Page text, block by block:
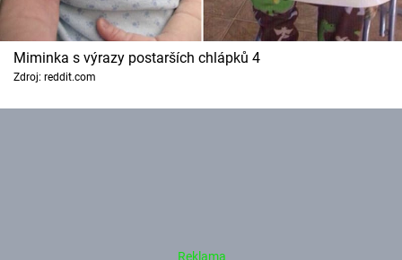
Miminka s výrazy postarších chlápků 4
Zdroj: reddit.com